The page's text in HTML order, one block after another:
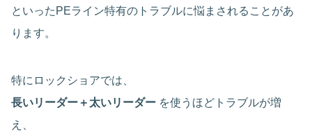
といったPEライン特有のトラブルに悩まされることがあ
ります。
特にロックショアでは、
長いリーダー＋太いリーダー を使うほどトラブルが増
え、